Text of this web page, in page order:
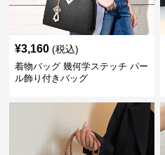
¥3,160 (税込)
着物バッグ 幾何学ステッチ パー
ル飾り付きバッグ